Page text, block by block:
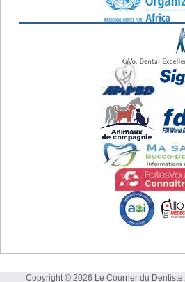
Copyright © 2026 Le Courrier du